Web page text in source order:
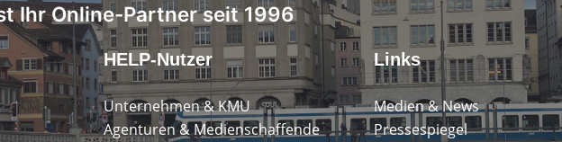
Ihr Online-Partner seit 1996
HELP-Nutzer
Unternehmen & KMU
Agenturen & Medienschaffende
Links
Medien & News
Pressespiegel